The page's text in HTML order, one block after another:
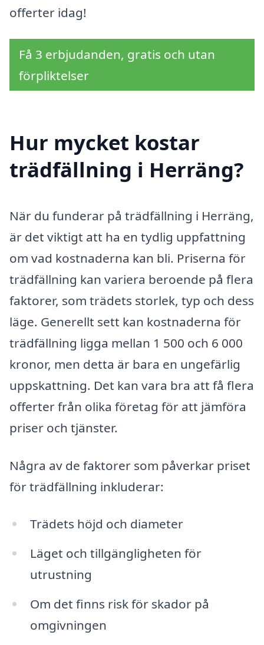
offerter idag!
Få 3 erbjudanden, gratis och utan
förpliktelser
Hur mycket kostar
trädfällning i Herräng?
När du funderar på trädfällning i Herräng,
är det viktigt att ha en tydlig uppfattning
om vad kostnaderna kan bli. Priserna för
trädfällning kan variera beroende på flera
faktorer, som trädets storlek, typ och dess
läge. Generellt sett kan kostnaderna för
trädfällning ligga mellan 1 500 och 6 000
kronor, men detta är bara en ungefärlig
uppskattning. Det kan vara bra att få flera
offerter från olika företag för att jämföra
priser och tjänster.
Några av de faktorer som påverkar priset
för trädfällning inkluderar:
Trädets höjd och diameter
Läget och tillgängligheten för
utrustning
Om det finns risk för skador på
omgivningen